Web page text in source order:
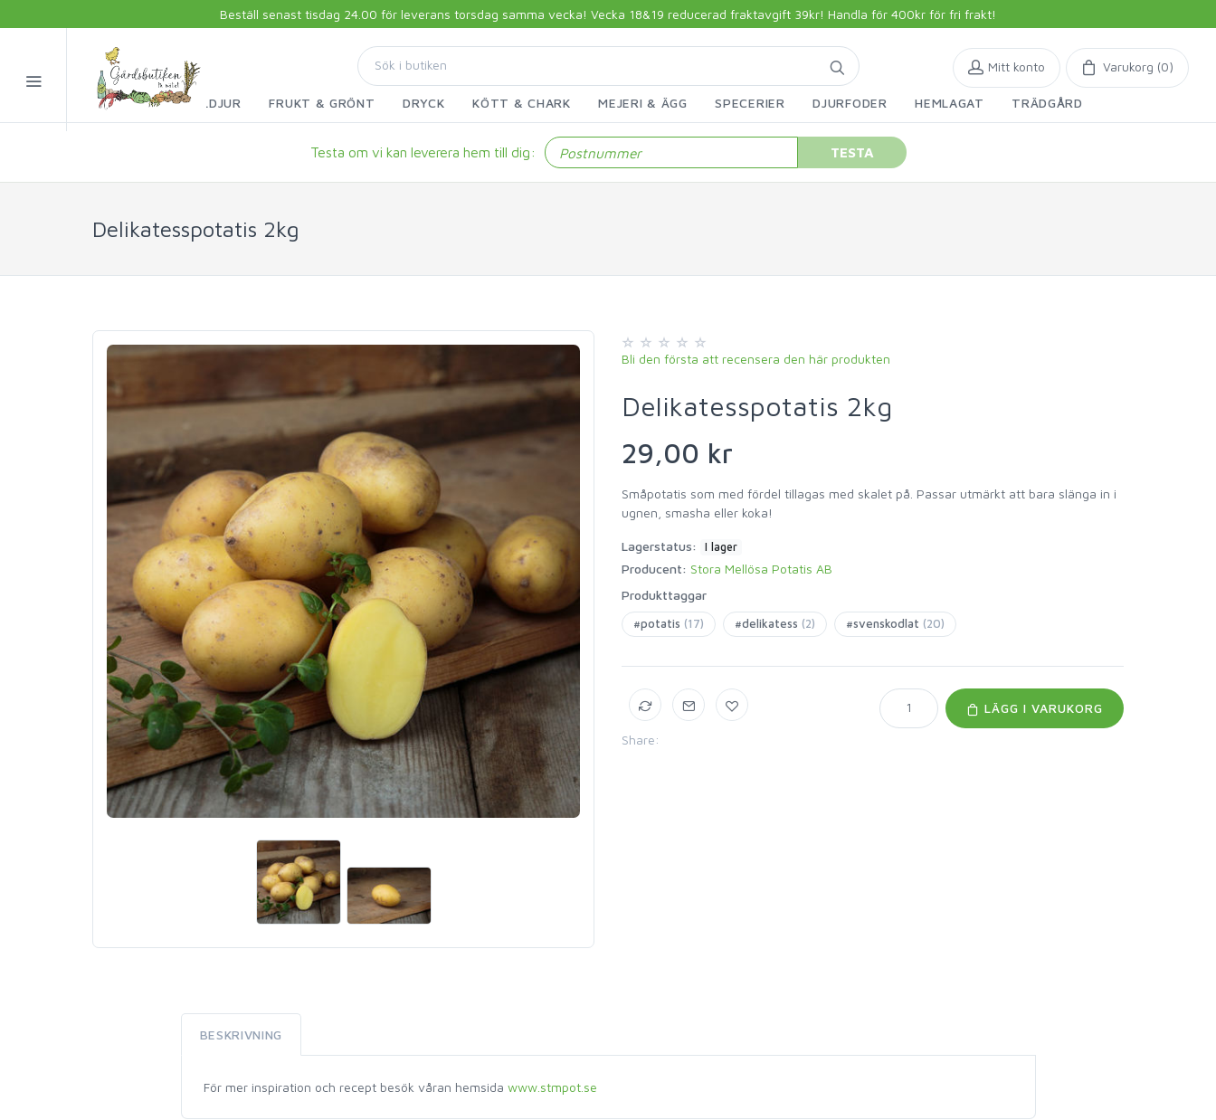
Beställ senast tisdag 24.00 för leverans torsdag samma vecka! Vecka 18&19 reducerad fraktavgift 39kr! Handla för 400kr för fri frakt!
FISK & SKALDJUR FRUKT & GRÖNT DRYCK KÖTT & CHARK MEJERI & ÄGG SPECERIER DJURFODER HEMLAGAT TRÄDGÅRD
Mitt konto Varukorg (0)
Testa om vi kan leverera hem till dig: TESTA
Delikatesspotatis 2kg
Bli den första att recensera den här produkten
Delikatesspotatis 2kg
29,00 kr
Småpotatis som med fördel tillagas med skalet på. Passar utmärkt att bara slänga in i
ugnen, smasha eller koka!
Lagerstatus: I lager
Producent: Stora Mellösa Potatis AB
Produkttaggar
#potatis (17) #delikatess (2) #svenskodlat (20)
Share:
LÄGG I VARUKORG
BESKRIVNING
För mer inspiration och recept besök våran hemsida www.stmpot.se